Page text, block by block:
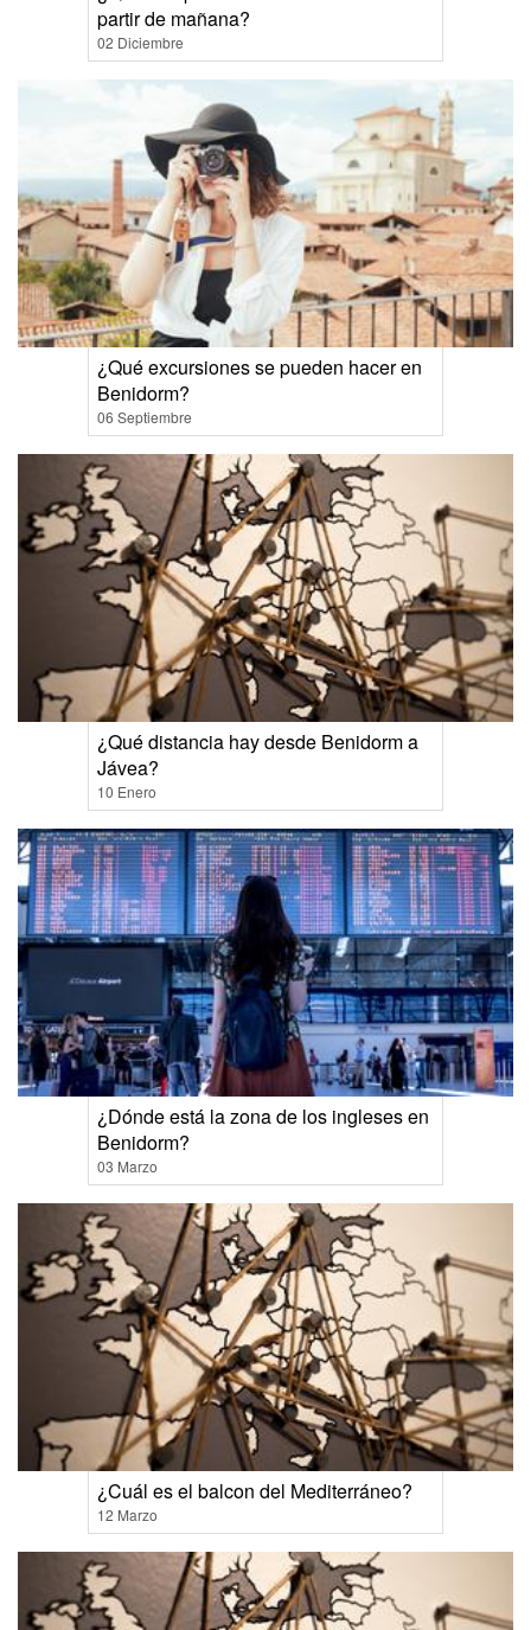
partir de mañana?
02 Diciembre
¿Qué excursiones se pueden hacer en
Benidorm?
06 Septiembre
¿Qué distancia hay desde Benidorm a
Jávea?
10 Enero
¿Dónde está la zona de los ingleses en
Benidorm?
03 Marzo
¿Cuál es el balcon del Mediterráneo?
12 Marzo